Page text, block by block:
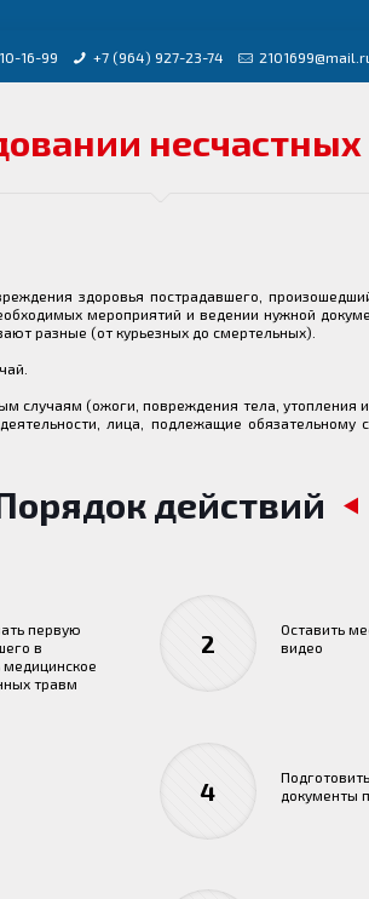
16-99 +7 (964) 927-23-74
несчастных
здоровья пострадавшего,
мероприятий и ведении нужной
разные (от курьезных до смертельных).
случаям (ожоги, повреждения тела, утопления
лица, подлежащие
действий
первую
в
травм
2
Оставить
видео
4
документы